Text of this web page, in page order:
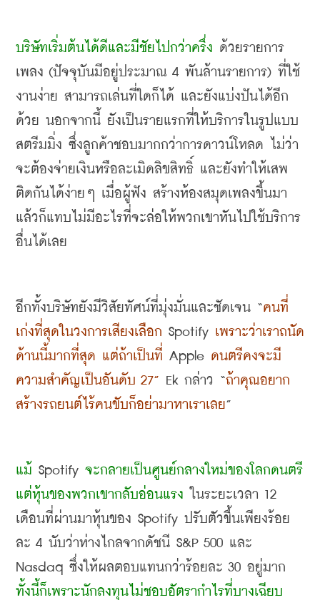
บริษัทเริ่มต้นได้ดีและมีชัยไปกว่าครึ่ง ด้วยรายการ
เพลง (ปัจจุบันมีอยู่ประมาณ 4 พันล้านรายการ) ที่ใช้
งานง่าย สามารถเล่นที่ใดก็ได้ และยังแบ่งปันได้อีก
ด้วย นอกจากนี้ ยังเป็นรายแรกที่ให้บริการในรูปแบบ
สตรีมมิ่ง ซึ่งลูกค้าชอบมากกว่าการดาวน์โหลด ไม่ว่า
จะต้องจ่ายเงินหรือละเมิดลิขสิทธิ์ และยังทำให้เสพ
ติดกันได้ง่ายๆ เมื่อผู้ฟัง สร้างห้องสมุดเพลงขึ้นมา
แล้วก็แทบไม่มีอะไรที่จะล่อให้พวกเขาหันไปใช้บริการ
อื่นได้เลย
อีกทั้งบริษัทยังมีวิสัยทัศน์ที่มุ่งมั่นและชัดเจน “คนที่
เก่งที่สุดในวงการเสียงเลือก Spotify เพราะว่าเราถนัด
ด้านนี้มากที่สุด แต่ถ้าเป็นที่ Apple ดนตรีคงจะมี
ความสำคัญเป็นอันดับ 27” Ek กล่าว “ถ้าคุณอยาก
สร้างรถยนต์ไร้คนขับก็อย่ามาหาเราเลย”
แม้ Spotify จะกลายเป็นศูนย์กลางใหม่ของโลกดนตรี
แต่หุ้นของพวกเขากลับอ่อนแรง ในระยะเวลา
เดือนที่ผ่านมาหุ้นของ Spotify ปรับตัวขึ้นเพียงร้อย
ละ 4 นับว่าห่างไกลจากดัชนี S&P 500 และ
Nasdaq ซึ่งให้ผลตอบแทนกว่าร้อยละ 30
ทั้งนี้ก็เพราะนักลงทุนไม่ชอบอัตรากำไรที่บางเฉียบ